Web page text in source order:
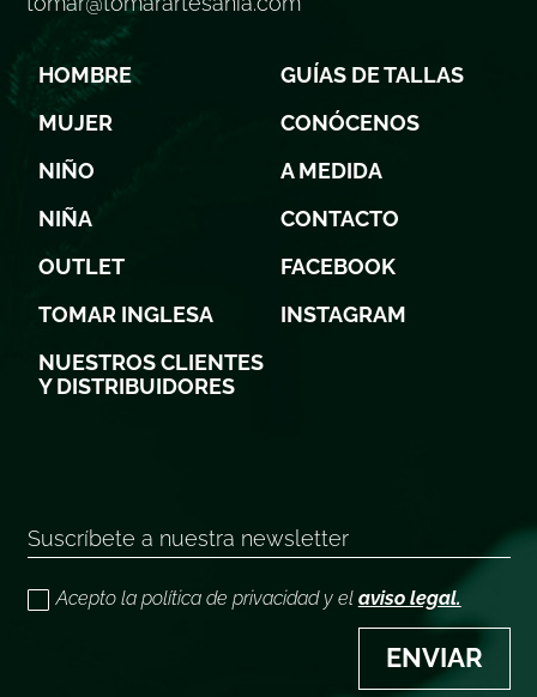
HOMBRE
MUJER
NIÑO
NIÑA
OUTLET
TOMAR INGLESA
NUESTROS CLIENTES
Y DISTRIBUIDORES
GUÍAS DE TALLAS
CONÓCENOS
A MEDIDA
CONTACTO
FACEBOOK
INSTAGRAM
Acepto la política de privacidad y el aviso legal.
ENVIAR